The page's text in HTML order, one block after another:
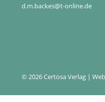
d.m.backes@t-online.de
© 2026 Certosa Verlag |